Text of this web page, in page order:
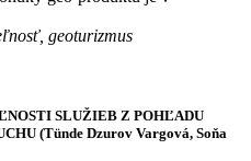
geoturizmus
SLUŽIEB Z POHĽADU
(Tünde Dzurov Vargová, Soňa